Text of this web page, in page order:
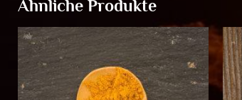
Ähnliche Produkte